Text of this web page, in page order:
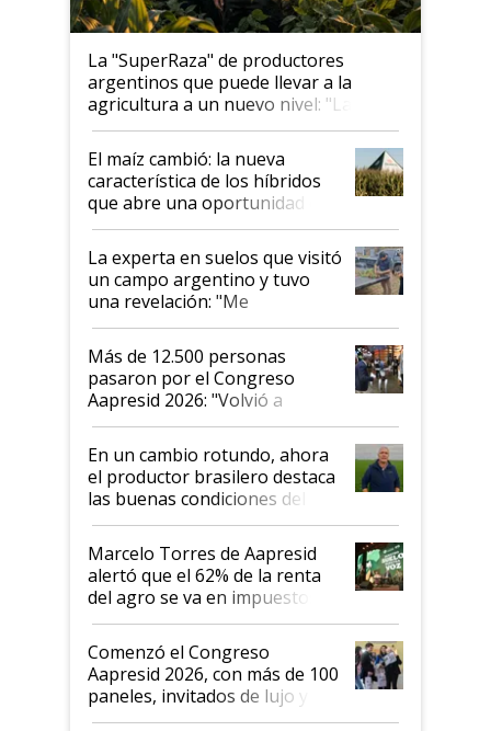
La "SuperRaza" de productores
argentinos que puede llevar a la
agricultura a un nuevo nivel: "Las
posibilidades de crecimiento son
infinitas"
El maíz cambió: la nueva
característica de los híbridos
que abre una oportunidad en
el lote
La experta en suelos que visitó
un campo argentino y tuvo
una revelación: "Me
impresionó mucho"
Más de 12.500 personas
pasaron por el Congreso
Aapresid 2026: "Volvió a
demostrar que hablar del
suelo es hablar de todo el
sistema productivo"
En un cambio rotundo, ahora
el productor brasilero destaca
las buenas condiciones del
agro argentino para invertir:
"Los veo más motivados"
Marcelo Torres de Aapresid
alertó que el 62% de la renta
del agro se va en impuestos:
"No es bueno que en
Argentina se sigan discutiendo
las mismas cosas de hace 50
años"
Comenzó el Congreso
Aapresid 2026, con más de 100
paneles, invitados de lujo y
todas las tendencias